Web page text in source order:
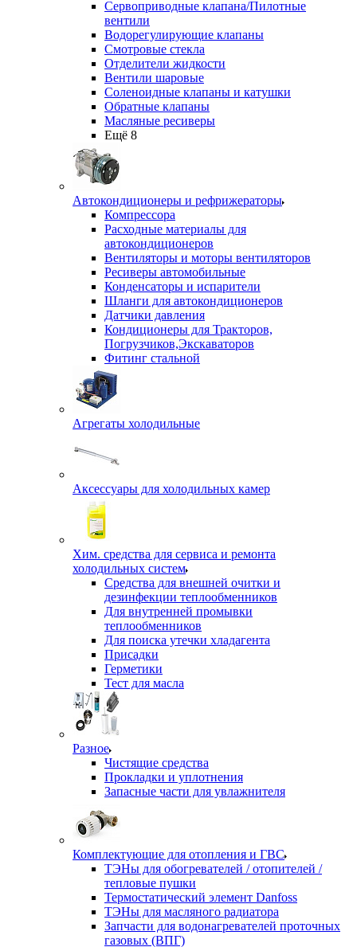
Сервоприводные клапана/Пилотные
вентили
Водорегулирующие клапаны
Смотровые стекла
Отделители жидкости
Вентили шаровые
Соленоидные клапаны и катушки
Обратные клапаны
Масляные ресиверы
Ещё 8
Автокондиционеры и рефрижераторы
Компрессора
Расходные материалы для
автокондиционеров
Вентиляторы и моторы вентиляторов
Ресиверы автомобильные
Конденсаторы и испарители
Шланги для автокондиционеров
Датчики давления
Кондиционеры для Тракторов,
Погрузчиков,Экскаваторов
Фитинг стальной
Агрегаты холодильные
Аксессуары для холодильных камер
Хим. средства для сервиса и ремонта
холодильных систем
Средства для внешней очитки и
дезинфекции теплообменников
Для внутренней промывки
теплообменников
Для поиска утечки хладагента
Присадки
Герметики
Тест для масла
Разное
Чистящие средства
Прокладки и уплотнения
Запасные части для увлажнителя
Комплектующие для отопления и ГВС
ТЭНы для обогревателей / отопителей /
тепловые пушки
Термостатический элемент Danfoss
ТЭНы для масляного радиатора
Запчасти для водонагревателей проточных
газовых (ВПГ)